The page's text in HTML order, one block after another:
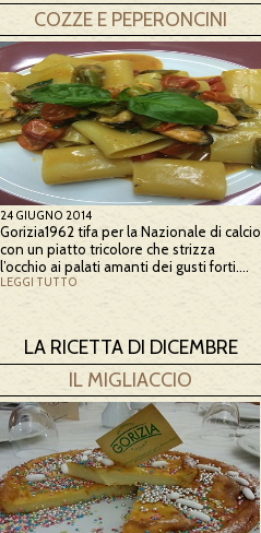
COZZE E PEPERONCINI
24 GIUGNO 2014
Gorizia1962 tifa per la Nazionale di calcio
con un piatto tricolore che strizza
l’occhio ai palati amanti dei gusti forti….
LEGGI TUTTO
LA RICETTA DI DICEMBRE
IL MIGLIACCIO